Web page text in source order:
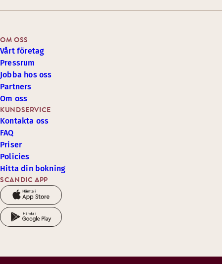
SCANDIC APP
KUNDSERVICE
Kontakta oss
FAQ
Priser
Policies
Hitta din bokning
OM OSS
Vårt företag
Pressrum
Jobba hos oss
Partners
Om oss